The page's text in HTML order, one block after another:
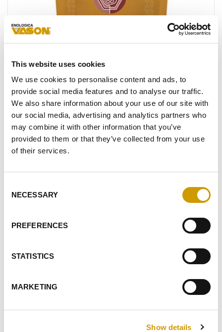
This website uses cookies
We use cookies to personalise content and ads, to
provide social media features and to analyse our traffic.
We also share information about your use of our site with
our social media, advertising and analytics partners who
may combine it with other information that you’ve
provided to them or that they’ve collected from your use
of their services.
Selection
NECESSARY
PREFERENCES
STATISTICS
MARKETING
Show details
V TAN®SG
ellagiques à action synergique pour la stabilisation de la